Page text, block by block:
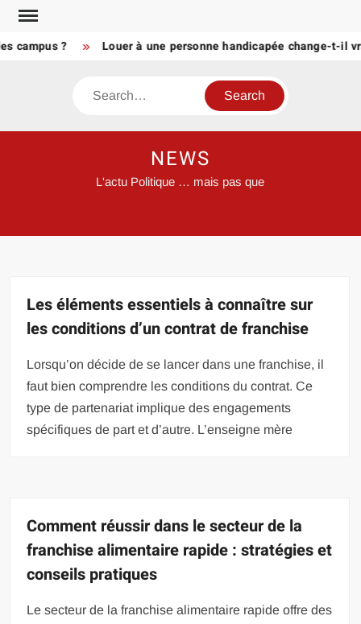
Skip
content? Louer à une personne handicapée change-t-il
Search
NEWS
L'actu Politique … mais pas que
Les éléments essentiels à connaître sur
les conditions d’un contrat de franchise
Lorsqu’on décide de se lancer dans une franchise, il
faut bien comprendre les conditions du contrat. Ce
type de partenariat implique des engagements
spécifiques de part et d’autre. L’enseigne mère
Comment réussir dans le secteur de la
franchise alimentaire rapide : stratégies et
conseils pratiques
Le secteur de la franchise alimentaire rapide offre des